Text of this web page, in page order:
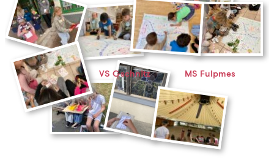
VS Gschnitz MS Fulpmes